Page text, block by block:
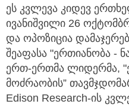
ეს კვლევა კიდევ
ივანიშვილი 26
და ოპოზიცია
შეაფასა "ერთიანობა -
ერთ-ერთმა ლიდერმა,
მოძრაობის”
Edison Research-ის